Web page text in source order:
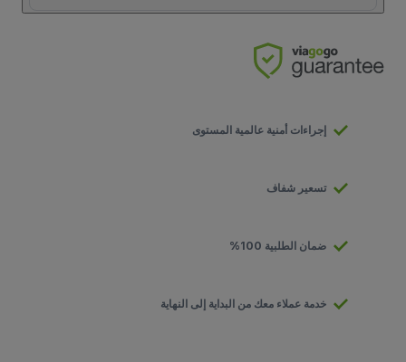
إجراءات أمنية عالمية المستوى
تسعير شفاف
ضمان الطلبية 100%
خدمة عملاء معك من البداية إلى النهاية